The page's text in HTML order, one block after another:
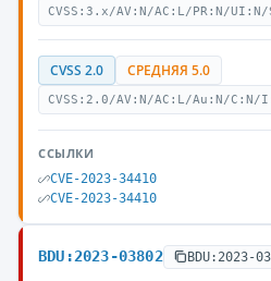
CVSS:3.x/AV:N/AC:L/PR:N/
CVSS 2.0 СРЕДНЯЯ 5.0
CVSS:2.0/AV:N/AC:L/Au:N/C:N/
ССЫЛКИ
CVE-2023-34410
CVE-2023-34410
BDU:2023-03802 BDU:2023-